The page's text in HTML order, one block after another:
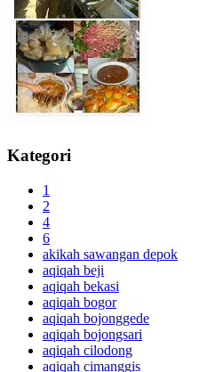
Kategori
1
2
4
6
akikah sawangan depok
aqiqah beji
aqiqah bekasi
aqiqah bogor
aqiqah bojonggede
aqiqah bojongsari
aqiqah cilodong
aqiqah cimanggis